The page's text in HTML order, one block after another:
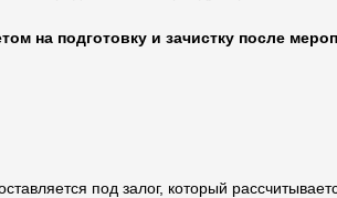
на подготовку и зачистку после
под залог, который